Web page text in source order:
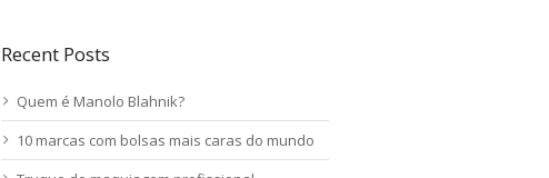
Recent Posts
Quem é Manolo Blahnik?
10 marcas com bolsas mais caras do mundo